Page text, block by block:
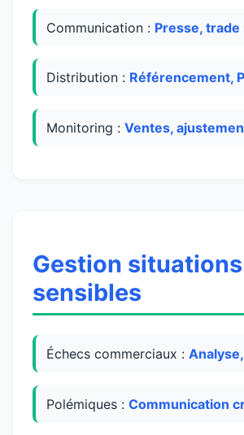
Communication : Presse,
Distribution : Référencement,
Monitoring : Ventes,
Gestion situations
sensibles
Échecs commerciaux :
Polémiques : Communication